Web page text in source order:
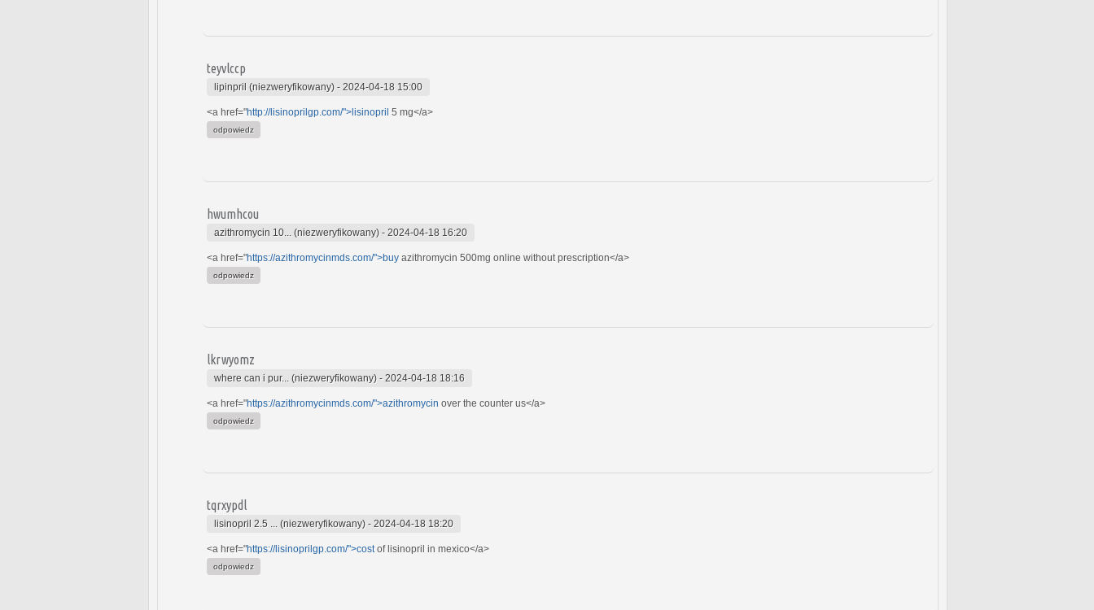
teyvlccp
lipinpril (niezweryfikowany) - 2024-04-18 15:00
<a href="http://lisinoprilgp.com/">lisinopril 5 mg</a>
odpowiedz
hwumhcou
azithromycin 10... (niezweryfikowany) - 2024-04-18 16:20
<a href="https://azithromycinmds.com/">buy azithromycin 500mg online without prescription</a>
odpowiedz
lkrwyomz
where can i pur... (niezweryfikowany) - 2024-04-18 18:16
<a href="https://azithromycinmds.com/">azithromycin over the counter us</a>
odpowiedz
tqrxypdl
lisinopril 2.5 ... (niezweryfikowany) - 2024-04-18 18:20
<a href="https://lisinoprilgp.com/">costof lisinopril in mexico</a>
odpowiedz